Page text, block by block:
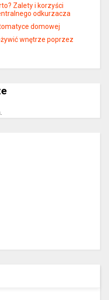
Zalety i korzyści
odkurzacza
domowej
wnętrze poprzez